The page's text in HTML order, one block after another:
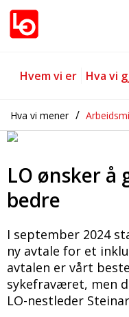
LO ønsker å
Gå til hovedinnhold
Gå til navigasjon
Hvem vi er Hva vi
Hva vi mener
LO ønsker å
bedre
I september 2024
ny avtale for et
avtalen er vårt
sykefraværet, men
LO-nestleder